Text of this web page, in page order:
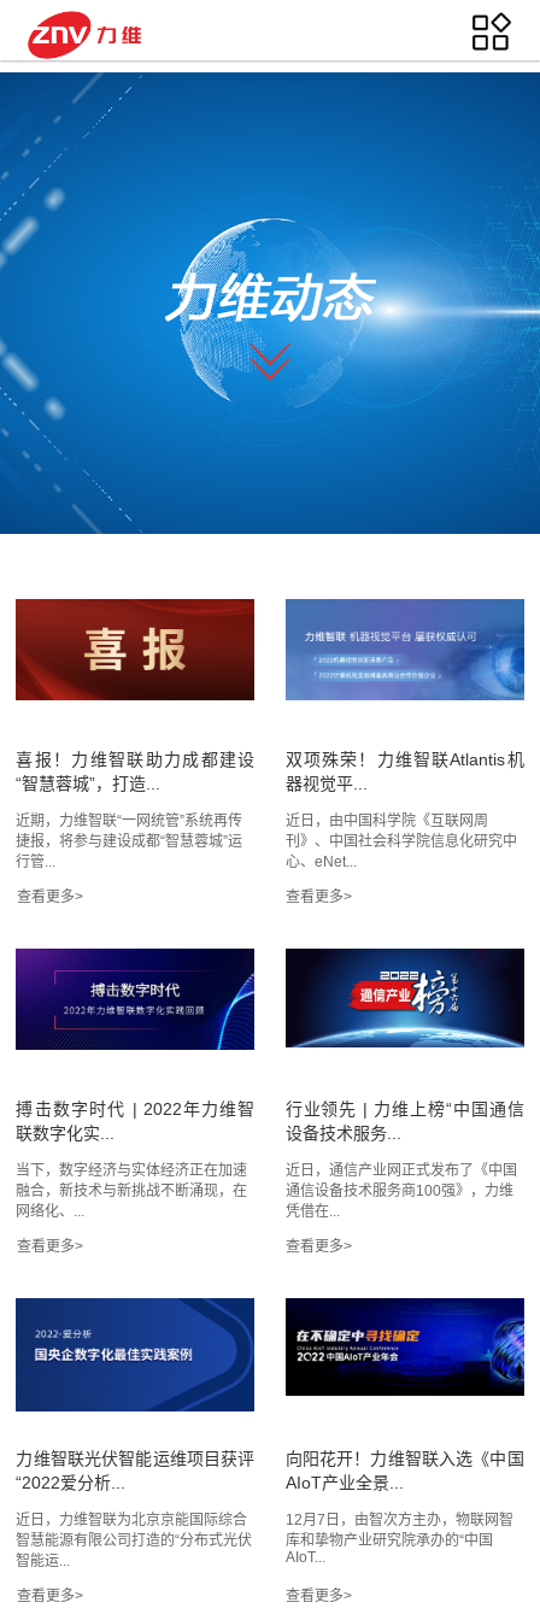
喜报！力维智联助力成都建设
“智慧蓉城”，打造...
近期，力维智联“一网统管”系统再传
捷报，将参与建设成都“智慧蓉城”运
行管...
双项殊荣！力维智联Atlantis机
器视觉平...
近日，由中国科学院《互联网周
刊》、中国社会科学院信息化研究中
心、eNet...
搏击数字时代 | 2022年力维智
联数字化实...
当下，数字经济与实体经济正在加速
融合，新技术与新挑战不断涌现，在
网络化、...
行业领先 | 力维上榜“中国通信
设备技术服务...
近日，通信产业网正式发布了《中国
通信设备技术服务商100强》，力维
凭借在...
力维智联光伏智能运维项目获评
“2022爱分析...
近日，力维智联为北京京能国际综合
智慧能源有限公司打造的“分布式光伏
智能运...
向阳花开！力维智联入选《中国
AIoT产业全景...
12月7日，由智次方主办，物联网智
库和挚物产业研究院承办的“中国
AIoT...